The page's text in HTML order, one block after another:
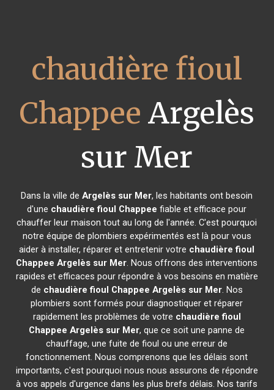
chaudière fioul
Chappee Argelès
sur Mer
Dans la ville deArgelès sur Mer, les habitants ont besoin
d'une chaudière fioul Chappee fiable et efficace pour
chauffer leur maison tout au long de l'année. C'est pourquoi
notre équipe de plombiers expérimentés est là pour vous
aider à installer, réparer et entretenir votre chaudière fioul
Chappee Argelès sur Mer. Nous offrons des interventions
rapides et efficaces pour répondre à vos besoins en matière
de chaudière fioul Chappee Argelès sur Mer. Nos
plombiers sont formés pour diagnostiquer et réparer
rapidement les problèmes de votre chaudière fioul
Chappee Argelès sur Mer, que ce soit une panne de
chauffage, une fuite de fioul ou une erreur de
fonctionnement. Nous comprenons que les délais sont
importants, c'est pourquoi nous nous assurons de répondre
à vos appels d'urgence dans les plus brefs délais. Nos tarifs